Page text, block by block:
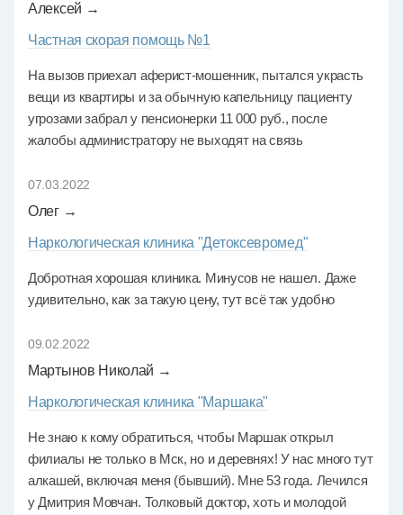
Алексей →
Частная скорая помощь №1
На вызов приехал аферист-мошенник, пытался украсть
вещи из квартиры и за обычную капельницу пациенту
угрозами забрал у пенсионерки 11 000 руб., после
жалобы администратору не выходят на связь
07.03.2022
Олег →
Наркологическая клиника "Детоксевромед"
Добротная хорошая клиника. Минусов не нашел. Даже
удивительно, как за такую цену, тут всё так удобно
09.02.2022
Мартынов Николай →
Наркологическая клиника "Маршака"
Не знаю к кому обратиться, чтобы Маршак открыл
филиалы не только в Мск, но и деревнях! У нас много тут
алкашей, включая меня (бывший). Мне 53 года. Лечился
у Дмитрия Мовчан. Толковый доктор, хоть и молодой